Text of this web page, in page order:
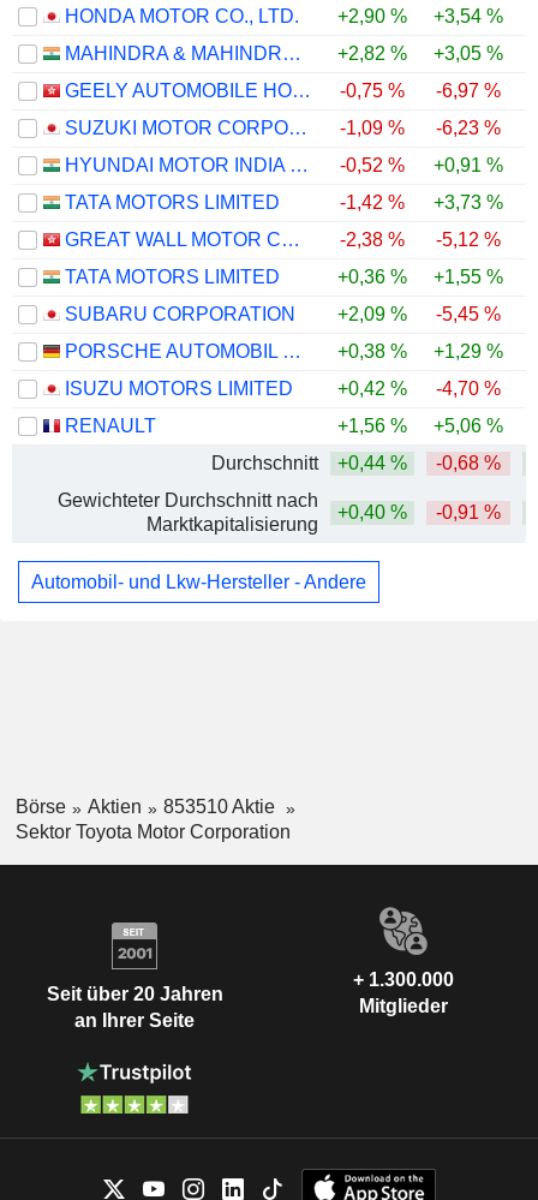
HONDA MOTOR CO., LTD.
+2,90 % +3,54 %
MAHINDRA & MAHINDRA LIMITED
+2,82 % +3,05 %
GEELY AUTOMOBILE HOLDINGS LIMITED
-0,75 % -6,97 %
SUZUKI MOTOR CORPORATION
-1,09 % -6,23 %
HYUNDAI MOTOR INDIA LIMITED
-0,52 % +0,91 %
TATA MOTORS LIMITED
-1,42 % +3,73 %
GREAT WALL MOTOR COMPANY LIMITED
-2,38 % -5,12 %
TATA MOTORS LIMITED
+0,36 % +1,55 %
SUBARU CORPORATION
+2,09 % -5,45 %
PORSCHE AUTOMOBIL HOLDING SE
+0,38 % +1,29 %
ISUZU MOTORS LIMITED
+0,42 % -4,70 %
RENAULT
+1,56 % +5,06 %
Durchschnitt
+0,44 % -0,68 %
Gewichteter Durchschnitt nach
Marktkapitalisierung
+0,40 % -0,91 %
Automobil- und Lkw-Hersteller - Andere
Börse Aktien
853510 Aktie
Sektor Toyota Motor Corporation
Seit über 20 Jahren
an Ihrer Seite
+ 1.300.000
Mitglieder